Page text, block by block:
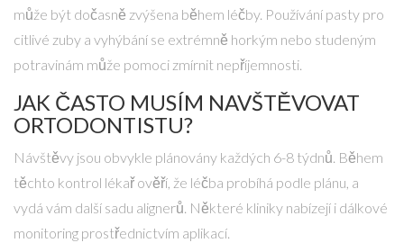
může být dočasně zvýšena během léčby. Používání pasty pro
citlivé zuby a vyhýbání se extrémně horkým nebo studeným
potravinám může pomoci zmírnit nepříjemnosti.
JAK ČASTO MUSÍM NAVŠTĚVOVAT
ORTODONTISTU?
Návštěvy jsou obvykle plánovány každých 6-8 týdnů. Během
těchto kontrol lékař ověří, že léčba probíhá podle plánu, a
vydá vám další sadu alignerů. Některé kliniky nabízejí i dálkové
monitoring prostřednictvím aplikací.